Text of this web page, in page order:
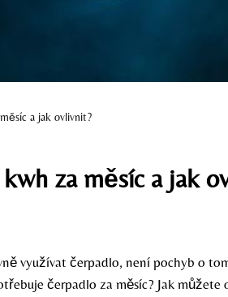
a jak ovlivnit?
za měsíc a jak
využívat čerpadlo, není pochyb o
čerpadlo za měsíc? Jak můžete